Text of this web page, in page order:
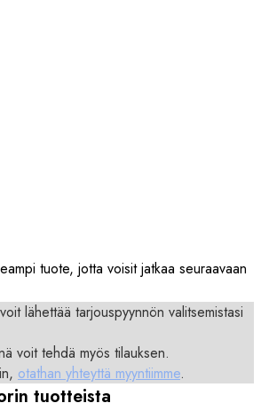
tuote, jotta voisit jatkaa seuraavaan
lähettää tarjouspyynnön valitsemistasi
voit tehdä myös tilauksen.
otathan yhteyttä myyntiimme.
tuotteista